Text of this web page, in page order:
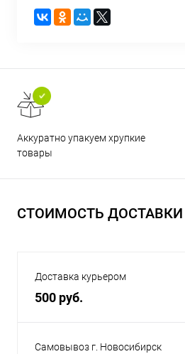
Аккуратно упакуем хрупкие
товары
СТОИМОСТЬ ДОСТАВКИ
Доставка курьером
500 руб.
Самовывоз г. Новосибирск